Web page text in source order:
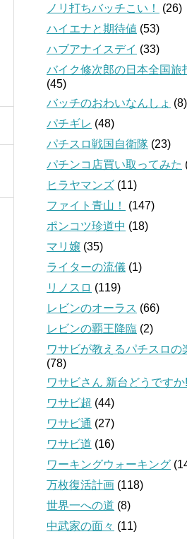
ノリ打ちバッチこい！
(26)
ハイエナと期待値 (53)
ハブアナイスデイ (33)
バイク修次郎の日本全国旅
(45)
バッチのおわいなんしょ (8)
パチギレ (48)
パチスロ戦国自衛隊 (23)
パチンコ店買い取ってみた
ヒラヤマンズ (11)
ファイト青山！
(147)
ポンコツ珍道中 (18)
マリ嬢 (35)
ライターの流儀 (1)
リノスロ (119)
レビンのオーラス (66)
レビンの覇王降臨 (2)
ワサビが教えるパチスロの
(78)
ワサビさん 新台どうですか
ワサビ超 (44)
ワサビ通 (27)
ワサビ道 (16)
ワーキングウォーキング
万枚復活計画 (118)
世界一への道 (8)
中武家の面々 (11)